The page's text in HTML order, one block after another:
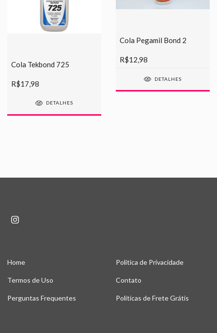
Cola Tekbond 725
R$17,98
DETALHES
Cola Pegamil Bond 2
R$12,98
DETALHES
Home Politica de Privacidade
Termos de Uso Contato
Perguntas Frequentes Políticas de Frete Grátis